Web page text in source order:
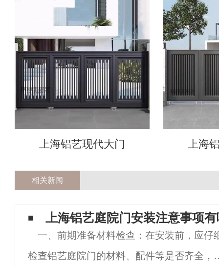
上海铝艺现代大门 上海
相关新闻
上海铝艺庭院门安装注意事项
一、前期准备材料检查：在安装前，应仔
检查铝艺庭院门的材料、配件等是否齐全，